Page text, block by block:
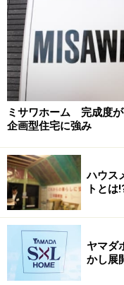
応する能力が営業担
と、家族皆さんと良
れるのも営業担当者
私たちの新たな住ま
っくりと聞いてく
本。ここまでくると
ますが、気の合うパ
まいづくりを行うに
次のページでは、と
ってしまう営業担当
思います。
※記事内容は執筆時点の
ミサワホーム 完成度
企画型住宅に強み
ハウス
トとは
ヤマダ
かし展